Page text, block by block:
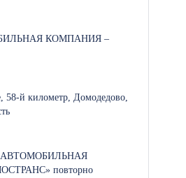
КОМПАНИЯ –
58-й километр, Домодедово,
повторно